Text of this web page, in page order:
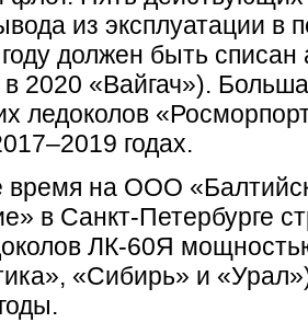
из эксплуатации в
должен быть
2020 «Вайгач»).
ледоколов
годах.
время на ООО
в Санкт-Петербурге
ЛК-60Я
«Сибирь» и